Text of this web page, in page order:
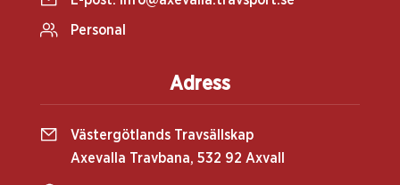
Personal
Adress
Västergötlands Travsällskap
Axevalla Travbana, 532 92 Axvall